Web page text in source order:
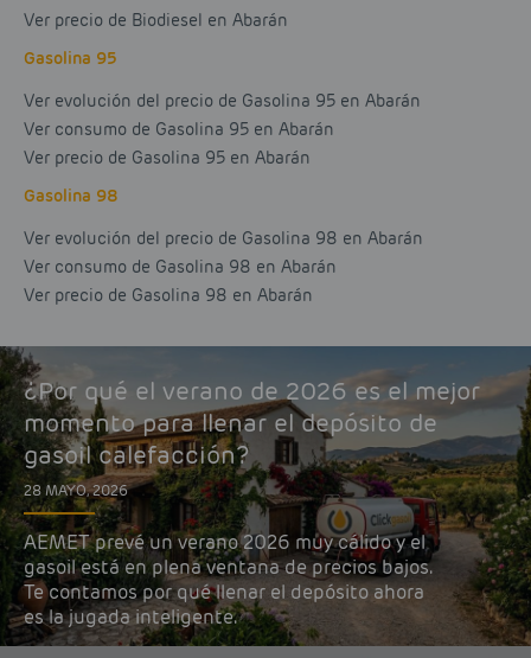
Ver precio de Biodiesel en Abarán
Gasolina 95
Ver evolución del precio de Gasolina 95 en Abarán
Ver consumo de Gasolina 95 en Abarán
Ver precio de Gasolina 95 en Abarán
Gasolina 98
Ver evolución del precio de Gasolina 98 en Abarán
Ver consumo de Gasolina 98 en Abarán
Ver precio de Gasolina 98 en Abarán
¿Por qué el verano de 2026 es el mejor
momento para llenar el depósito de
gasoil calefacción?
28 MAYO, 2026
AEMET prevé un verano 2026 muy cálido y el
gasoil está en plena ventana de precios bajos.
Te contamos por qué llenar el depósito ahora
es la jugada inteligente.